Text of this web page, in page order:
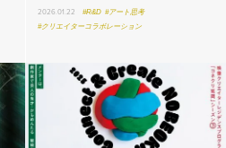
2026.01.22 #R&D #アート思考
#クリエイターコラボレーション